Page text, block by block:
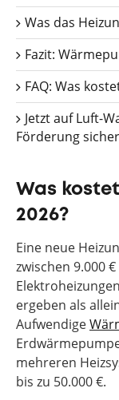
Was das
Fazit:
FAQ: Was
Jetzt auf Luft-
Förderung
Was
2026?
Eine neue
zwischen 9.000
ergeben als
Aufwendige
mehreren
bis zu 50.000 €.